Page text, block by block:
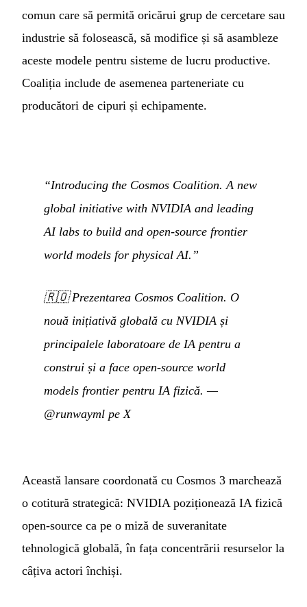
comun care să permită oricărui grup de cercetare sau
industrie să folosească, să modifice și să asambleze
aceste modele pentru sisteme de lucru productive.
Coaliția include de asemenea parteneriate cu
producători de cipuri și echipamente.
“Introducing the Cosmos Coalition. A new
global initiative with NVIDIA and leading
AI labs to build and open-source frontier
world models for physical AI.”
🇷🇴Prezentarea Cosmos Coalition. O
nouă inițiativă globală cu NVIDIA și
principalele laboratoare de IA pentru a
construi și a face open-source world
models frontier pentru IA fizică. —
@runwayml pe X
Această lansare coordonată cu Cosmos 3 marchează
o cotitură strategică: NVIDIA poziționează IA fizică
open-source ca pe o miză de suveranitate
tehnologică globală, în fața concentrării resurselor la
câțiva actori închiși.